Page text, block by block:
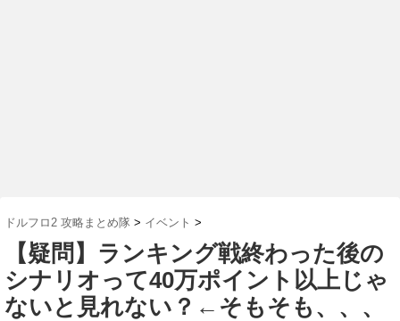
ドルフロ2 攻略まとめ隊 > イベント >
【疑問】ランキング戦終わった後の
シナリオって40万ポイント以上じゃ
ないと見れない？←そもそも、、、